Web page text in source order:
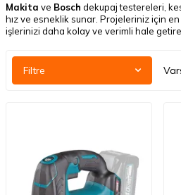
Makita ve Bosch dekupaj testereleri,
hız ve esneklik sunar. Projeleriniz için
işlerinizi daha kolay ve verimli hale
Filtre